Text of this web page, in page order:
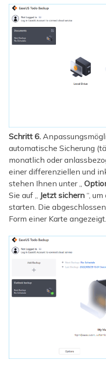
Schritt 6.
automatische Sicherung
monatlich oder
einer differenziellen und
stehen Ihnen unter „
Sie auf „ Jetzt sichern“, um
starten. Die
Form einer Karte angezeigt.